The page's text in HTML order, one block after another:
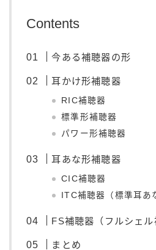
Contents
今ある補聴器の形
耳かけ形補聴器
RIC補聴器
標準形補聴器
パワー形補聴器
耳あな形補聴器
CIC補聴器
ITC補聴器（標準耳あ
FS補聴器（フルシェル
まとめ